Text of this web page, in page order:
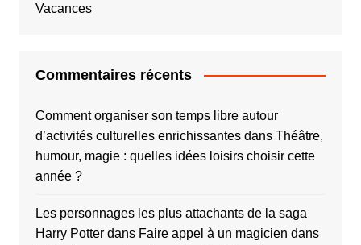
Vacances
Commentaires récents
Comment organiser son temps libre autour
d’activités culturelles enrichissantesdans Théâtre,
humour, magie : quelles idées loisirs choisir cette
année ?
Les personnages les plus attachants de la saga
Harry Potterdans Faire appel à un magicien dans